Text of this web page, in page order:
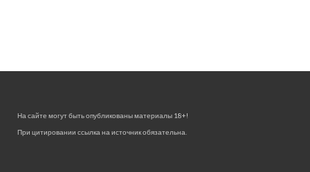
На сайте могут быть опубликованы материалы 18+!
При цитировании ссылка на источник обязательна.